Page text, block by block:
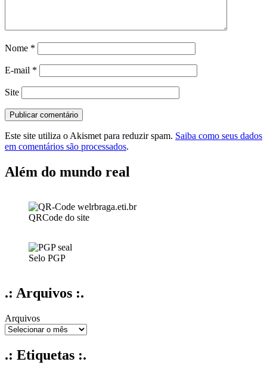
Nome *
E-mail *
Site
Este site utiliza o Akismet para reduzir spam. Saiba como seus dados
em comentários são processados.
Além do mundo real
QRCode do site
Selo PGP
.: Arquivos :.
Arquivos
.: Etiquetas :.